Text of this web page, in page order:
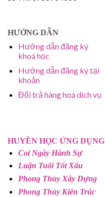
HƯỚNG DẪN
Hướng dẫn đăng ký
khoá học
Hướng dẫn đăng ký tại
khoản
Đổi trả hàng hoá dịch vụ
HUYỀN HỌC ỨNG DỤNG
Coi Ngày Hành Sự
Luận Tuổi Tốt Xấu
Phong Thủy Xây Dựng
Phong Thủy Kiến Trúc